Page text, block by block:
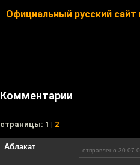
Официальный русский сайт
Комментарии
cтраницы: 1 | 2
Аблакат отправлено